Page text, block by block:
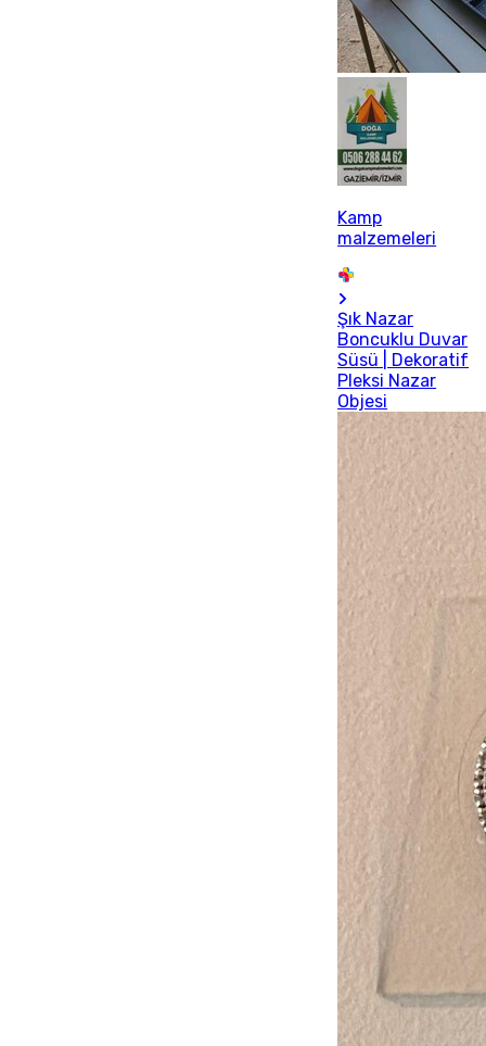
Kamp
malzemeleri
Şık Nazar
Boncuklu Duvar
Süsü | Dekoratif
Pleksi Nazar
Objesi